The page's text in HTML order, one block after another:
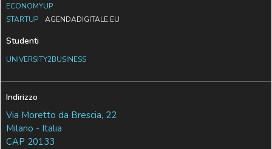
ECONOMYUP
STARTUP
AGENDADIGITALE.EU
Studenti
UNIVERSITY2BUSINESS
Indirizzo
Via Moretto da Brescia, 22
Milano - Italia
CAP 20133